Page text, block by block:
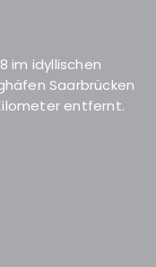
im idyllischen
Saarbrücken
entfernt.